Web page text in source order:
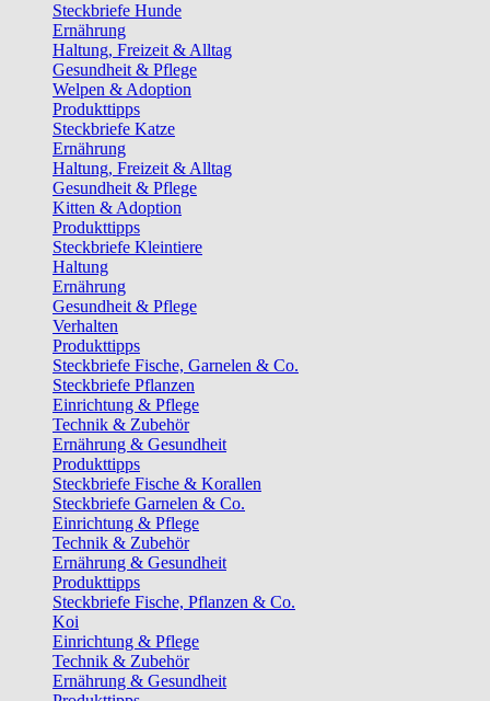
Steckbriefe Hunde
Ernährung
Haltung, Freizeit & Alltag
Gesundheit & Pflege
Welpen & Adoption
Produkttipps
Steckbriefe Katze
Ernährung
Haltung, Freizeit & Alltag
Gesundheit & Pflege
Kitten & Adoption
Produkttipps
Steckbriefe Kleintiere
Haltung
Ernährung
Gesundheit & Pflege
Verhalten
Produkttipps
Steckbriefe Fische, Garnelen & Co.
Steckbriefe Pflanzen
Einrichtung & Pflege
Technik & Zubehör
Ernährung & Gesundheit
Produkttipps
Steckbriefe Fische & Korallen
Steckbriefe Garnelen & Co.
Einrichtung & Pflege
Technik & Zubehör
Ernährung & Gesundheit
Produkttipps
Steckbriefe Fische, Pflanzen & Co.
Koi
Einrichtung & Pflege
Technik & Zubehör
Ernährung & Gesundheit